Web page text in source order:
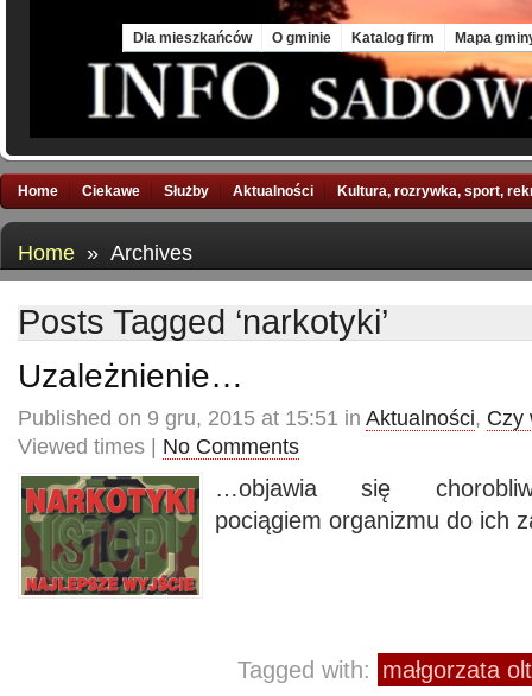
Dla mieszkańców O gminie Katalog firm Mapa
Home Ciekawe Służby Aktualności Kultura, rozrywka, sport,
Home » Archives
Posts Tagged ‘narkotyki’
Uzależnienie…
Published on 9 gru, 2015 at 15:51 in Aktualności, Czy
Viewed times | No Comments
…objawia się
pociągiem organizmu do ich
Tagged with: małgorzata